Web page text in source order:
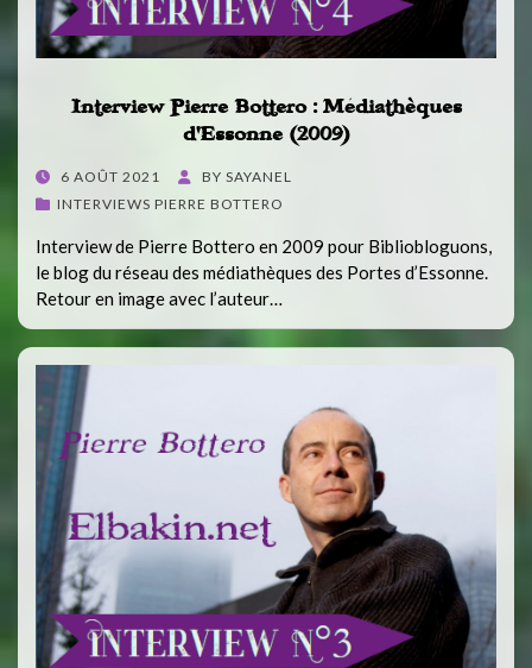
Interview Pierre Bottero : Médiathèques
d’Essonne (2009)
POSTED
ON
6 AOÛT 2021 BY SAYANEL
INTERVIEWS PIERRE BOTTERO
Interview de Pierre Bottero en 2009 pour Bibliobloguons,
le blog du réseau des médiathèques des Portes d’Essonne.
Retour en image avec l’auteur…